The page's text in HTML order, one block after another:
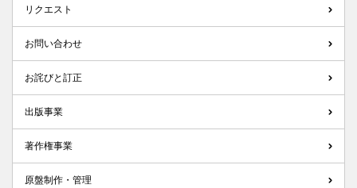
リクエスト
お問い合わせ
お詫びと訂正
出版事業
著作権事業
原盤制作・管理